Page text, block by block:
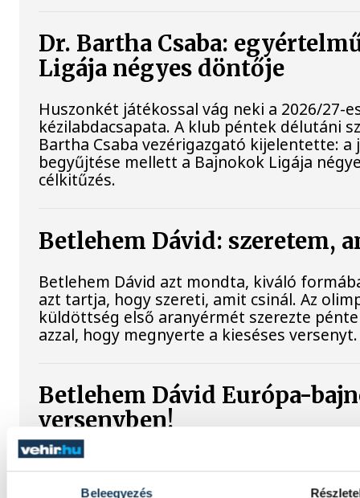
Beleegyezés
Dr. Bartha Csaba:
Ligája négyes döntője
Huszonkét játékossal vág neki a 2026/27-
kézilabdacsapata. A klub péntek délutáni
Bartha Csaba vezérigazgató kijelentette:
begyűjtése mellett a Bajnokok Ligája
célkitűzés.
Betlehem Dávid: szeretem,
Betlehem Dávid azt mondta, kiváló
azt tartja, hogy szereti, amit csinál. Az
küldöttség első aranyérmét szerezte
azzal, hogy megnyerte a kieséses versenyt.
Betlehem Dávid Európa-
versenyben!
Betlehem Dávid aranyérmet nyert
kieséses versenyszámában a párizsi